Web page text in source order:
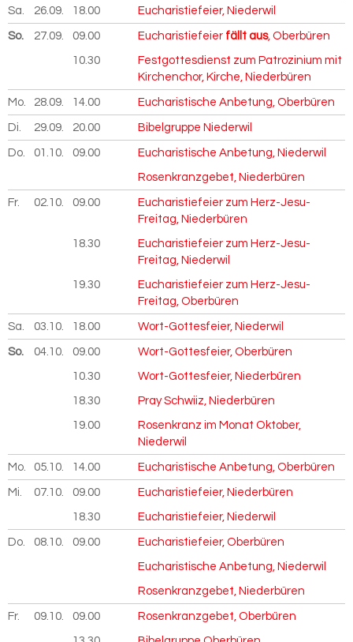
Sa. 26.09. 2026
18.00 Eucharistiefeier, Niederwil
So. 27.09. 2026
09.00 Eucharistiefeier fällt aus, Oberbüren
10.30
Festgottesdienst zum Patrozinium mit
Kirchenchor, Kirche, Niederbüren
Mo. 28.09. 2026
14.00 Eucharistische Anbetung, Oberbüren
Di. 29.09. 2026
20.00 Bibelgruppe Niederwil
Do. 01.10. 2026
09.00 Eucharistische Anbetung, Niederwil
Rosenkranzgebet, Niederbüren
Fr. 02.10. 2026
09.00
Eucharistiefeier zum Herz-Jesu-
Freitag, Niederbüren
18.30
Eucharistiefeier zum Herz-Jesu-
Freitag, Niederwil
19.30
Eucharistiefeier zum Herz-Jesu-
Freitag, Oberbüren
Sa. 03.10. 2026
18.00 Wort-Gottesfeier, Niederwil
So. 04.10. 2026
09.00 Wort-Gottesfeier, Oberbüren
10.30 Wort-Gottesfeier, Niederbüren
18.30 Pray Schwiiz, Niederbüren
19.00
Rosenkranz im Monat Oktober,
Niederwil
Mo. 05.10. 2026
14.00 Eucharistische Anbetung, Oberbüren
Mi. 07.10. 2026
09.00 Eucharistiefeier, Niederbüren
18.30 Eucharistiefeier, Niederwil
Do. 08.10. 2026
09.00 Eucharistiefeier, Oberbüren
Eucharistische Anbetung, Niederwil
Rosenkranzgebet, Niederbüren
Fr. 09.10. 2026
09.00 Rosenkranzgebet, Oberbüren